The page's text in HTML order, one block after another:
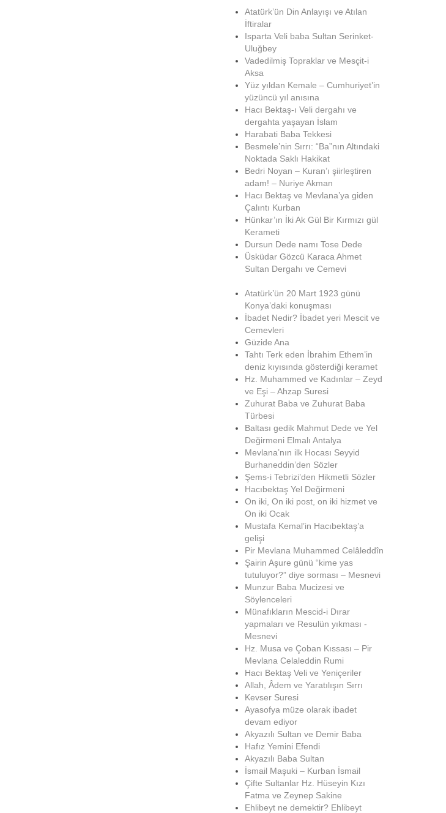
Atatürk’ün Din Anlayışı ve Atılan
İftiralar
Isparta Veli baba Sultan Serinket-
Uluğbey
Vadedilmiş Topraklar ve Mesçit-i
Aksa
Yüz yıldan Kemale – Cumhuriyet’in
yüzüncü yıl anısına
Hacı Bektaş-ı Veli dergahı ve
dergahta yaşayan İslam
Harabati Baba Tekkesi
Besmele’nin Sırrı: “Ba”nın Altındaki
Noktada Saklı Hakikat
Bedri Noyan – Kuran’ı şiirleştiren
adam! – Nuriye Akman
Hacı Bektaş ve Mevlana’ya giden
Çalıntı Kurban
Hünkar’ın İki Ak Gül Bir Kırmızı gül
Kerameti
Dursun Dede namı Tose Dede
Üsküdar Gözcü Karaca Ahmet
Sultan Dergahı ve Cemevi
Atatürk’ün 20 Mart 1923 günü
Konya’daki konuşması
İbadet Nedir? İbadet yeri Mescit ve
Cemevleri
Güzide Ana
Tahtı Terk eden İbrahim Ethem’in
deniz kıyısında gösterdiği keramet
Hz. Muhammed ve Kadınlar – Zeyd
ve Eşi – Ahzap Suresi
Zuhurat Baba ve Zuhurat Baba
Türbesi
Baltası gedik Mahmut Dede ve Yel
Değirmeni Elmalı Antalya
Mevlana’nın ilk Hocası Seyyid
Burhaneddin’den Sözler
Şems-i Tebrizi’den Hikmetli Sözler
Hacıbektaş Yel Değirmeni
On iki, On iki post, on iki hizmet ve
On iki Ocak
Mustafa Kemal’in Hacıbektaş’a
gelişi
Pir Mevlana Muhammed Celâleddîn
Şairin Aşure günü “kime yas
tutuluyor?” diye sorması – Mesnevi
Munzur Baba Mucizesi ve
Söylenceleri
Münafıkların Mescid-i Dırar
yapmaları ve Resulün yıkması -
Mesnevi
Hz. Musa ve Çoban Kıssası – Pir
Mevlana Celaleddin Rumi
Hacı Bektaş Veli ve Yeniçeriler
Allah, Âdem ve Yaratılışın Sırrı
Kevser Suresi
Ayasofya müze olarak ibadet
devam ediyor
Akyazılı Sultan ve Demir Baba
Hafız Yemini Efendi
Akyazılı Baba Sultan
İsmail Maşuki – Kurban İsmail
Çifte Sultanlar Hz. Hüseyin Kızı
Fatma ve Zeynep Sakine
Ehlibeyt ne demektir? Ehlibeyt